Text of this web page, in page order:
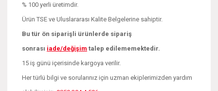
% 100 yerli üretimdir.
Ürün TSE ve Uluslararası Kalite Belgelerine sahiptir.
Bu tür ön siparişli ürünlerde sipariş
sonrası iade/değişim talep edilememektedir.
15 iş günü içerisinde kargoya verilir.
Her türlü bilgi ve sorularınız için uzman ekiplerimizden yardım